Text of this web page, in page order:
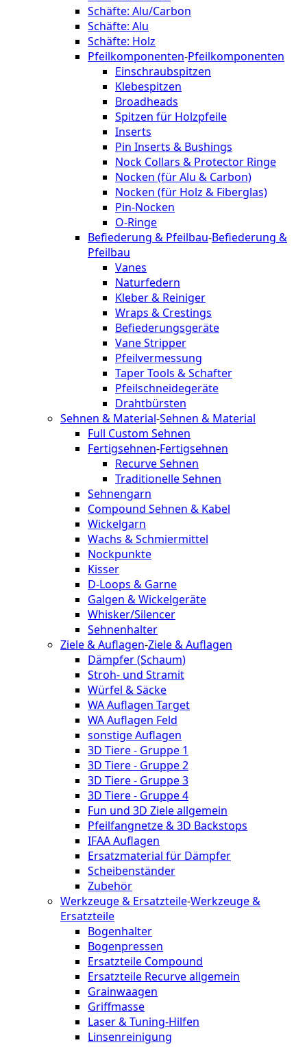
Schäfte: Alu/Carbon
Schäfte: Alu
Schäfte: Holz
Pfeilkomponenten-Pfeilkomponenten
Einschraubspitzen
Klebespitzen
Broadheads
Spitzen für Holzpfeile
Inserts
Pin Inserts & Bushings
Nock Collars & Protector Ringe
Nocken (für Alu & Carbon)
Nocken (für Holz & Fiberglas)
Pin-Nocken
O-Ringe
Befiederung & Pfeilbau-Befiederung &
Pfeilbau
Vanes
Naturfedern
Kleber & Reiniger
Wraps & Crestings
Befiederungsgeräte
Vane Stripper
Pfeilvermessung
Taper Tools & Schafter
Pfeilschneidegeräte
Drahtbürsten
Sehnen & Material-Sehnen & Material
Full Custom Sehnen
Fertigsehnen-Fertigsehnen
Recurve Sehnen
Traditionelle Sehnen
Sehnengarn
Compound Sehnen & Kabel
Wickelgarn
Wachs & Schmiermittel
Nockpunkte
Kisser
D-Loops & Garne
Galgen & Wickelgeräte
Whisker/Silencer
Sehnenhalter
Ziele & Auflagen-Ziele & Auflagen
Dämpfer (Schaum)
Stroh- und Stramit
Würfel & Säcke
WA Auflagen Target
WA Auflagen Feld
sonstige Auflagen
3D Tiere - Gruppe 1
3D Tiere - Gruppe 2
3D Tiere - Gruppe 3
3D Tiere - Gruppe 4
Fun und 3D Ziele allgemein
Pfeilfangnetze & 3D Backstops
IFAA Auflagen
Ersatzmaterial für Dämpfer
Scheibenständer
Zubehör
Werkzeuge & Ersatzteile-Werkzeuge &
Ersatzteile
Bogenhalter
Bogenpressen
Ersatzteile Compound
Ersatzteile Recurve allgemein
Grainwaagen
Griffmasse
Laser & Tuning-Hilfen
Linsenreinigung